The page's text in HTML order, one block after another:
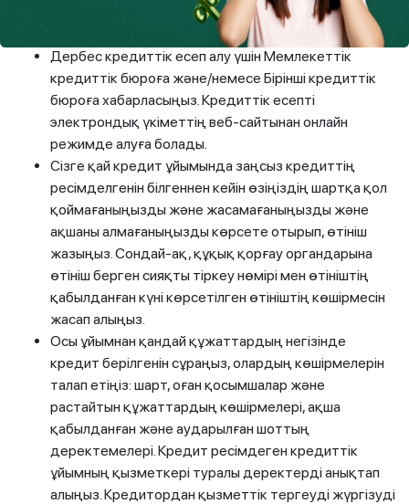
нөмірі мен өтініштің қабылданған күні көрсетілген
өтініштің көшірмесін жасап алыңыз.
Дербес кредиттік есеп алу үшін Мемлекеттік
кредиттік бюроға және/немесе Бірінші кредиттік
бюроға хабарласыңыз. Кредиттік есепті
электрондық үкіметтің веб-сайтынан онлайн
режимде алуға болады.
Сізге қай кредит ұйымында заңсыз кредиттің
ресімделгенін білгеннен кейін өзіңіздің шартқа қол
қоймағаныңызды және жасамағаныңызды және
ақшаны алмағаныңызды көрсете отырып, өтініш
жазыңыз. Сондай-ақ, құқық қорғау органдарына
өтініш берген сияқты тіркеу нөмірі мен өтініштің
қабылданған күні көрсетілген өтініштің көшірмесін
жасап алыңыз.
Осы ұйымнан қандай құжаттардың негізінде
кредит берілгенін сұраңыз, олардың көшірмелерін
талап етіңіз: шарт, оған қосымшалар және
растайтын құжаттардың көшірмелері, ақша
қабылданған және аударылған шоттың
деректемелері. Кредит ресімдеген кредиттік
ұйымның қызметкері туралы деректерді анықтап
алыңыз. Кредитордан қызметтік тергеуді жүргізуді